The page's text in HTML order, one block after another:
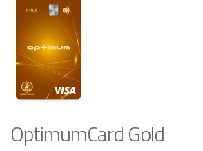
OptimumCard Gold